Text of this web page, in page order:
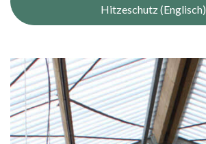
Hitzeschutz (Englisch)